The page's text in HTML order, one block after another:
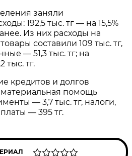
заняли
192,5 тыс. тг — на 15,5%
Из них расходы на
составили 109 тыс. тг,
— 51,3 тыс. тг; на
тыс. тг.
кредитов и долгов
материальная помощь
— 3,7 тыс. тг, налоги,
— 395 тг.